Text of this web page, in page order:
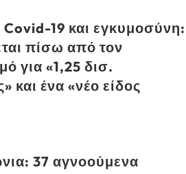
Covid-19 και εγκυμοσύνη:
πίσω από τον
για «1,25 δισ.
και ένα «νέο είδος
37 αγνοούμενα